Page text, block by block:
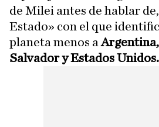
de Milei antes de hablar
Estado» con el que
planeta menos a
Salvador y Estados Unidos.